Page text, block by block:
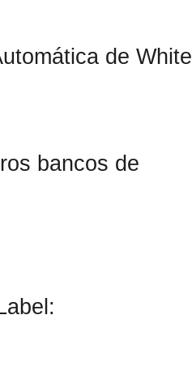
de White
bancos de